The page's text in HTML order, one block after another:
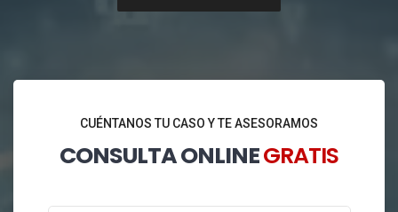
CUÉNTANOS TU CASO Y TE ASESORAMOS
CONSULTA ONLINEGRATIS